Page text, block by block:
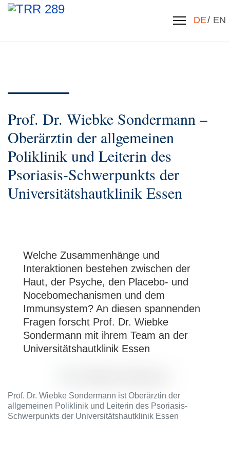
DE EN
Prof. Dr. Wiebke Sondermann –
Oberärztin der allgemeinen
Poliklinik und Leiterin des
Psoriasis-Schwerpunkts der
Universitätshautklinik Essen
Welche Zusammenhänge und
Interaktionen bestehen zwischen der
Haut, der Psyche, den Placebo- und
Nocebomechanismen und dem
Immunsystem? An diesen spannenden
Fragen forscht Prof. Dr. Wiebke
Sondermann mit ihrem Team an der
Universitätshautklinik Essen
Prof. Dr. Wiebke Sondermann ist Oberärztin der
allgemeinen Poliklinik und Leiterin des Psoriasis-
Schwerpunkts der Universitätshautklinik Essen